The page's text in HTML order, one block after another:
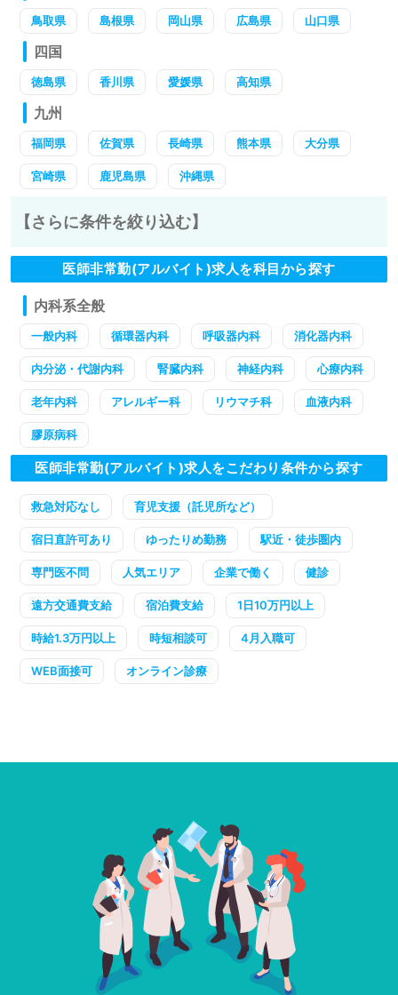
鳥取県 島根県 岡山県 広島県 山口県
四国
徳島県 香川県 愛媛県 高知県
九州
福岡県 佐賀県 長崎県 熊本県 大分県
宮崎県 鹿児島県 沖縄県
【さらに条件を絞り込む】
医師非常勤(アルバイト)求人を科目から探す
内科系全般
一般内科 循環器内科 呼吸器内科 消化器内科
内分泌・代謝内科 腎臓内科 神経内科 心療内科
老年内科 アレルギー科 リウマチ科 血液内科
膠原病科
医師非常勤(アルバイト)求人をこだわり条件から探す
救急対応なし 育児支援（託児所など）
宿日直許可あり ゆったりめ勤務 駅近・徒歩圏内
専門医不問 人気エリア 企業で働く 健診
遠方交通費支給 宿泊費支給 1日10万円以上
時給1.3万円以上 時短相談可 4月入職可
WEB面接可 オンライン診療